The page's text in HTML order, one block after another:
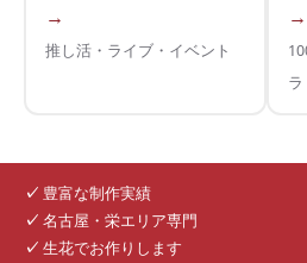
→
推し活・ライブ・イベント
→
ラ
✓ 豊富な制作実績
✓ 名古屋・栄エリア専門
✓ 生花でお作りします